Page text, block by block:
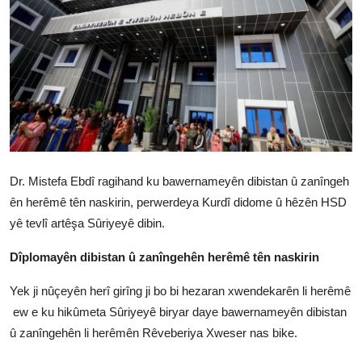
Têkilî
Türkçe Kurdi
Dr. Mistefa Ebdî ragihand ku bawernameyên dibistan û zanîngeh
ên herêmê tên naskirin, perwerdeya Kurdî didome û hêzên HSD
yê tevlî artêşa Sûriyeyê dibin.
Dîplomayên dibistan û zanîngehên herêmê tên naskirin
Yek ji nûçeyên herî girîng ji bo bi hezaran xwendekarên li herêmê
ew e ku hikûmeta Sûriyeyê biryar daye bawernameyên dibistan
û zanîngehên li herêmên Rêveberiya Xweser nas bike.